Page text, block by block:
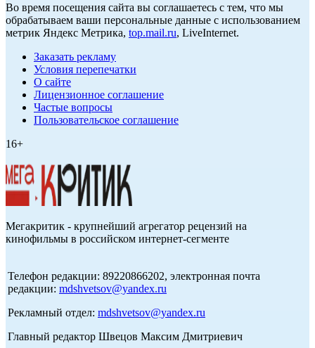
Во время посещения сайта вы соглашаетесь с тем, что мы
обрабатываем ваши персональные данные с использованием
метрик Яндекс Метрика, top.mail.ru, LiveInternet.
Заказать рекламу
Условия перепечатки
О сайте
Лицензионное соглашение
Частые вопросы
Пользовательское соглашение
16+
Мегакритик - крупнейший агрегатор рецензий на
кинофильмы в российском интернет-сегменте
Телефон редакции: 89220866202, электронная почта
редакции: mdshvetsov@yandex.ru
Рекламный отдел: mdshvetsov@yandex.ru
Главный редактор Швецов Максим Дмитриевич